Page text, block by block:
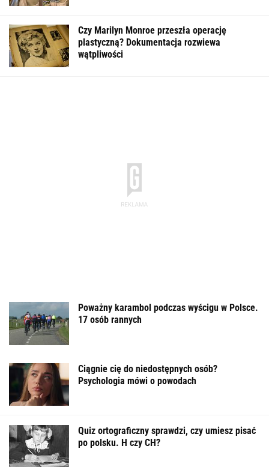
Czy Marilyn Monroe przeszła operację
plastyczną? Dokumentacja rozwiewa
wątpliwości
Poważny karambol podczas wyścigu w Polsce.
17 osób rannych
Ciągnie cię do niedostępnych osób?
Psychologia mówi o powodach
Quiz ortograficzny sprawdzi, czy umiesz pisać
po polsku. H czy CH?